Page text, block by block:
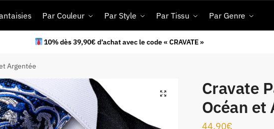
Par Couleur Par Style Par Tissu Par Genre
10% dès 39,90€ d’achat avec le code « CRAVATE »
Argentée
Cravate
Océan et
44.90€